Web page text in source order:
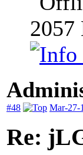
2057
#48 Mar-27-
Re: